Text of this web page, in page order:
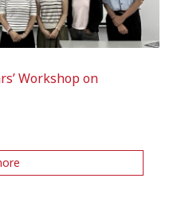
Workshop on